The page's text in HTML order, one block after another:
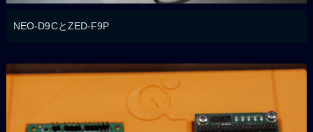
NEO-D9CとZED-F9P